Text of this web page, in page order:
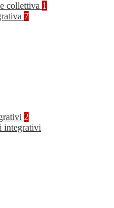
collettiva 1
7
2
integrativi